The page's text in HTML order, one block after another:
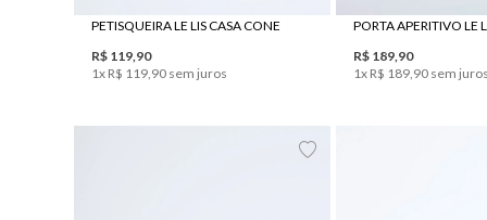
PETISQUEIRA LE LIS CASA CONE
R$ 119, 90
1x R$ 119, 90sem juros
R$ 189 90
1x R$ 189 90 sem juros